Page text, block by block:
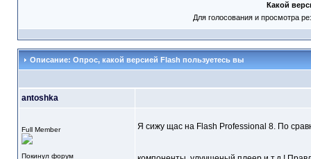
Какой
Для голосования и просмотра
Описание: Опрос, какой версией Flash пользуетесь вы
antoshka
Full Member
Покинул форум
Я сижу щас на Flash Professional 8. По